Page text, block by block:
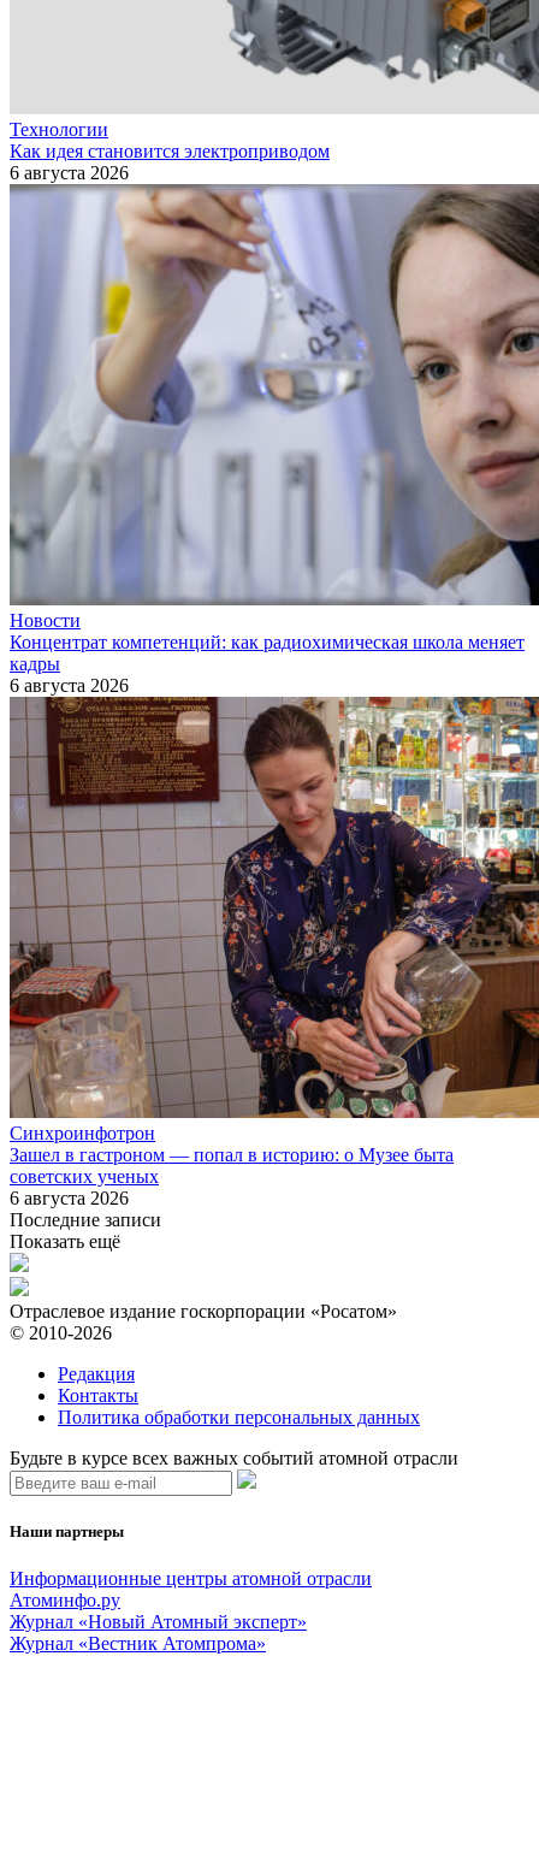
Технологии
Как идея становится электроприводом
6 августа 2026
Новости
Концентрат компетенций: как радиохимическая школа меняет
кадры
6 августа 2026
Синхроинфотрон
Зашел в гастроном — попал в историю: о Музее быта
советских ученых
6 августа 2026
Последние записи
Показать ещё
Отраслевое издание госкорпорации «Росатом»
© 2010-2026
Редакция
Контакты
Политика обработки персональных данных
Будьте в курсе всех важных событий атомной отрасли
Наши партнеры
Информационные центры атомной отрасли
Атоминфо.ру
Журнал «Новый Атомный эксперт»
Журнал «Вестник Атомпрома»